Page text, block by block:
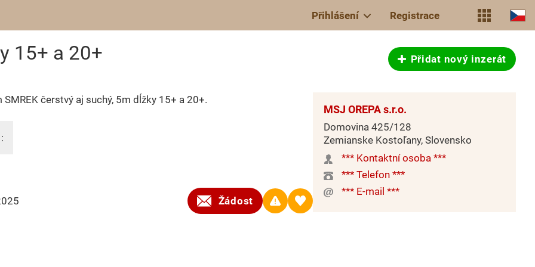
Přihlášení Registrace
15+ a 20+ Přidat nový inzerát
SMREK čerstvý aj suchý, 5m dĺžky 15+ a 20+.
Žádost
MSJ OREPA s.r.o.
Domovina 425/128
Zemianske Kostoľany, Slovensko
*** Kontaktní osoba ***
*** Telefon ***
*** E-mail ***